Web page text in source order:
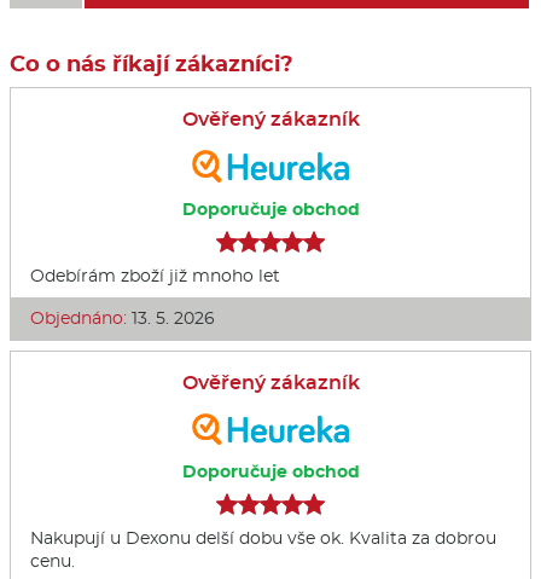
Co o nás říkají zákazníci?
Ověřený zákazník
Doporučuje obchod
Odebírám zboží již mnoho let
Objednáno: 13. 5. 2026
Ověřený zákazník
Doporučuje obchod
Nakupují u Dexonu delší dobu vše ok. Kvalita za dobrou
cenu.